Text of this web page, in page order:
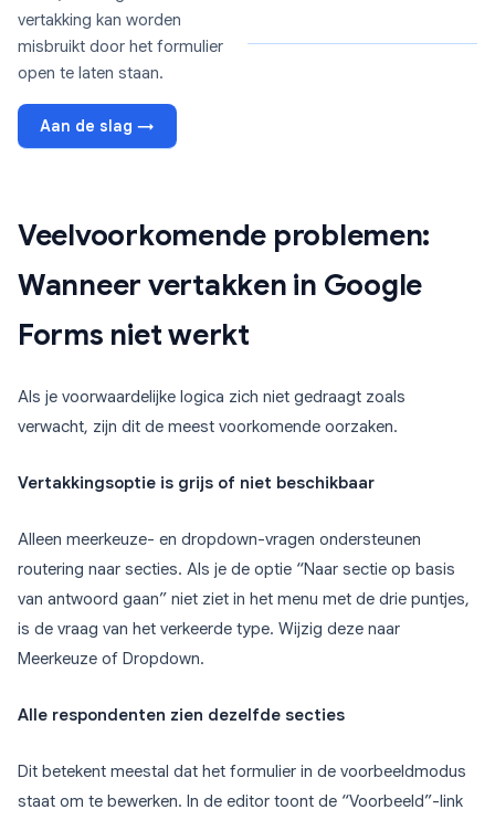
vertakking kan worden
misbruikt door het formulier
open te laten staan.
Aan de slag →
Veelvoorkomende problemen:
Wanneer vertakken in Google
Forms niet werkt
Als je voorwaardelijke logica zich niet gedraagt zoals
verwacht, zijn dit de meest voorkomende oorzaken.
Vertakkingsoptie is grijs of niet beschikbaar
Alleen meerkeuze- en dropdown-vragen ondersteunen
routering naar secties. Als je de optie “Naar sectie op basis
van antwoord gaan” niet ziet in het menu met de drie puntjes,
is de vraag van het verkeerde type. Wijzig deze naar
Meerkeuze of Dropdown.
Alle respondenten zien dezelfde secties
Dit betekent meestal dat het formulier in de voorbeeldmodus
staat om te bewerken. In de editor toont de “Voorbeeld”-link